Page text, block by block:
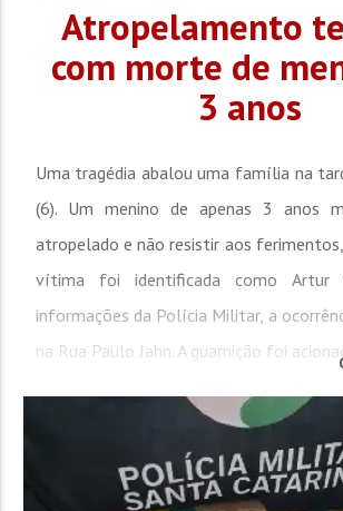
Atropelamento
com morte de
3 anos
Uma tragédia abalou uma família na
(6). Um menino de apenas 3 anos
atropelado e não resistir aos ferimentos,
vítima foi identificada como Artur
informações da Polícia Militar, a
na Rua Paulo Jahn. A guarnição foi
realizava procedimentos de...